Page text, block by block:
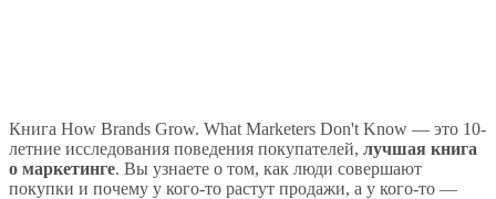
Книга How Brands Grow. What Marketers Don't Know — это 10-
летние исследования поведения покупателей, лучшая книга
о маркетинге. Вы узнаете о том, как люди совершают
покупки и почему у кого-то растут продажи, а у кого-то —